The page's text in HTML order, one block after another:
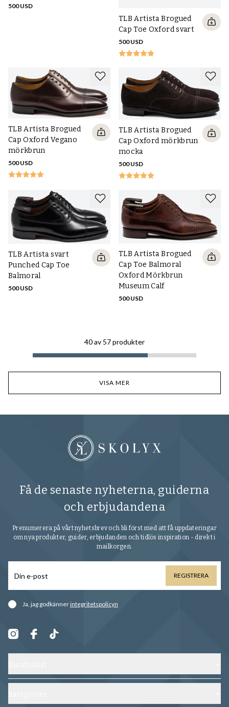
500 USD
TLB Artista Brogued
Cap Toe Oxford svart
500 USD
TLB Artista Brogued
Cap Oxford Vegano
mörkbrun
500 USD
TLB Artista Brogued
Cap Oxford mörkbrun
mocka
500 USD
TLB Artista svart
Punched Cap Toe
Balmoral
500 USD
TLB Artista Brogued
Cap Toe Balmoral
Oxford Mörkbrun
Museum Calf
500 USD
40av 57produkter
VISA MER
Få de senaste nyheterna, guiderna
och erbjudandena
Prenumerera på vårt nyhetsbrev och bli först med att få uppdateringar
om nya produkter, guider, erbjudanden och tidlös inspiration - direkt i
mailkorgen.
REGISTRERA
Ja, jag godkännerintegritetspolicyn
Kontakta oss